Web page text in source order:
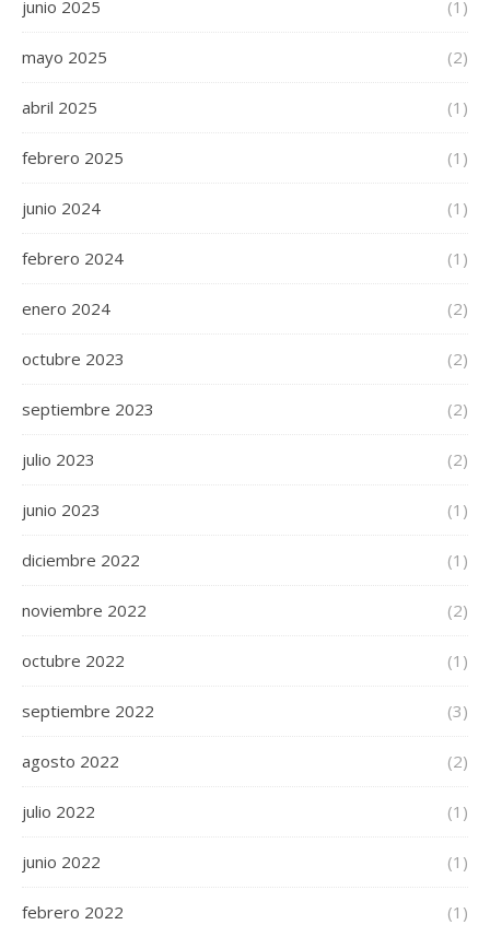
junio 2025 (1)
mayo 2025 (2)
abril 2025 (1)
febrero 2025 (1)
junio 2024 (1)
febrero 2024 (1)
enero 2024 (2)
octubre 2023 (2)
septiembre 2023 (2)
julio 2023 (2)
junio 2023 (1)
diciembre 2022 (1)
noviembre 2022 (2)
octubre 2022 (1)
septiembre 2022 (3)
agosto 2022 (2)
julio 2022 (1)
junio 2022 (1)
febrero 2022 (1)